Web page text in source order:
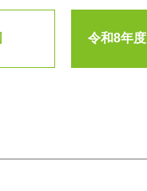
令和8年度